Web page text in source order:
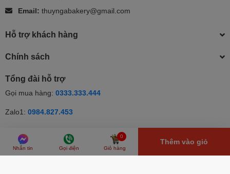
Email: thuyngabakery@gmail.com
Hỗ trợ khách hàng
Chính sách
Tổng đài hỗ trợ
Gọi mua hàng: 0333.333.444
Zalo1: 0984.827.453
Nhắn tin Gọi điện
0
Giỏ hàng
Thêm vào giỏ